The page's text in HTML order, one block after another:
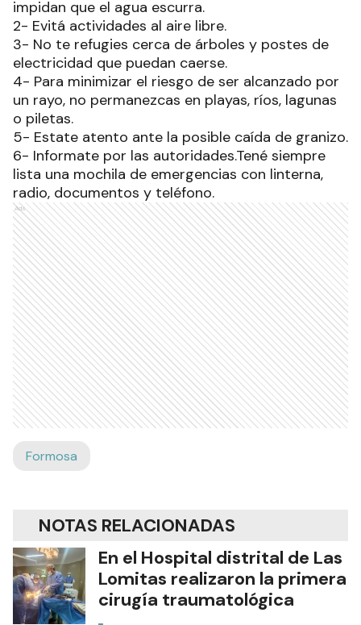
impidan que el agua escurra.
2- Evitá actividades al aire libre.
3- No te refugies cerca de árboles y postes de
electricidad que puedan caerse.
4- Para minimizar el riesgo de ser alcanzado por
un rayo, no permanezcas en playas, ríos, lagunas
o piletas.
5- Estate atento ante la posible caída de granizo.
6- Informate por las autoridades.Tené siempre
lista una mochila de emergencias con linterna,
radio, documentos y teléfono.
Ads
Formosa
NOTAS RELACIONADAS
En el Hospital distrital de Las
Lomitas realizaron la primera
cirugía traumatológica